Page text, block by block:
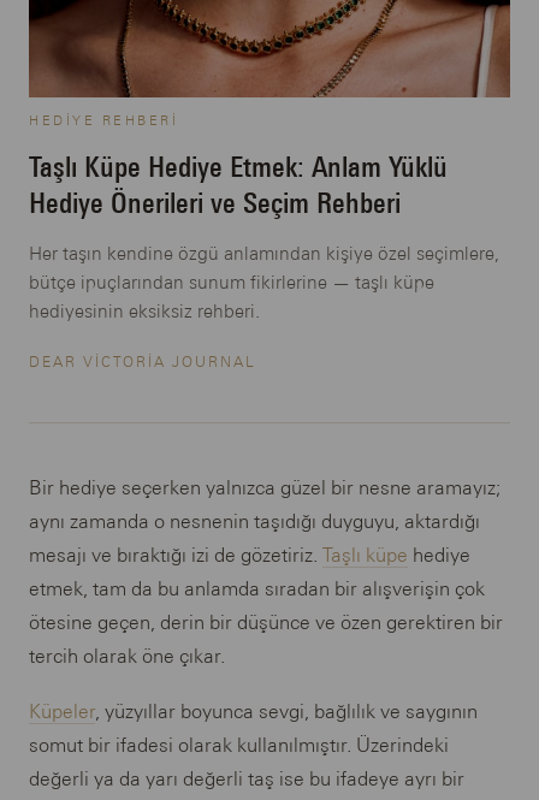
HEDIYE REHBERI
Taşlı Küpe Hediye Etmek: Anlam Yüklü
Hediye Önerileri ve Seçim Rehberi
Her taşın kendine özgü anlamından kişiye özel seçimlere,
bütçe ipuçlarından sunum fikirlerine — taşlı küpe
hediyesinin eksiksiz rehberi.
DEAR VICTORIA JOURNAL
Bir hediye seçerken yalnızca güzel bir nesne aramayız;
aynı zamanda o nesnenin taşıdığı duyguyu, aktardığı
mesajı ve bıraktığı izi de gözetiriz. Taşlı küpe hediye
etmek, tam da bu anlamda sıradan bir alışverişin çok
ötesine geçen, derin bir düşünce ve özen gerektiren bir
tercih olarak öne çıkar.
Küpeler, yüzyıllar boyunca sevgi, bağlılık ve saygının
somut bir ifadesi olarak kullanılmıştır. Üzerindeki
değerli ya da yarı değerli taş ise bu ifadeye ayrı bir